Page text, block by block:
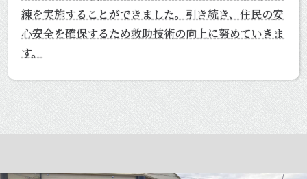
練を実施することができました。引き続き、住民の安
心安全を確保するため救助技術の向上に努めていきま
す。